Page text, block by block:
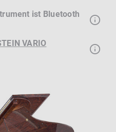
ist Bluetooth
VARIO